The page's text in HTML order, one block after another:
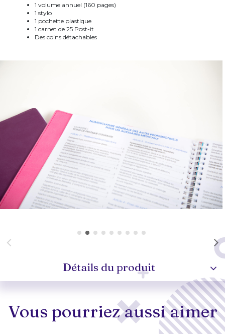
1 volume annuel (160 pages)
1 stylo
1 pochette plastique
1 carnet de 25 Post-it
Des coins détachables
Détails du produit
Vous pourriez aussi aimer